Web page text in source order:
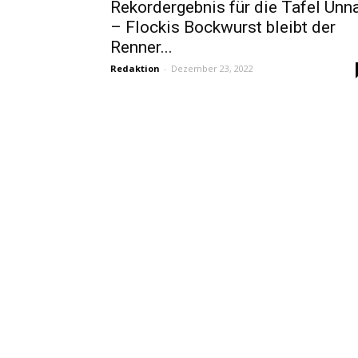
Rekordergebnis für die Tafel
– Flockis Bockwurst bleibt der
Renner...
Redaktion - Dezember 23, 2022